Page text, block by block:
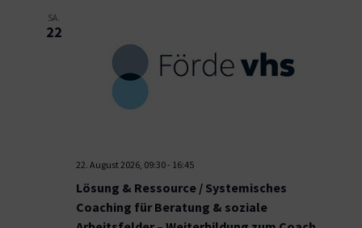
SA.
22
22. August 2026, 09:30- 16:45
Lösung & Ressource / Systemisches
Coaching für Beratung & soziale